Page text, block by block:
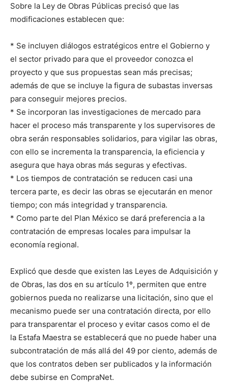
Sobre la Ley de Obras Públicas precisó que las
modificaciones establecen que:
* Se incluyen diálogos estratégicos entre el Gobierno y
el sector privado para que el proveedor conozca el
proyecto y que sus propuestas sean más precisas;
además de que se incluye la figura de subastas inversas
para conseguir mejores precios.
* Se incorporan las investigaciones de mercado para
hacer el proceso más transparente y los supervisores de
obra serán responsables solidarios, para vigilar las obras,
con ello se incrementa la transparencia, la eficiencia y
asegura que haya obras más seguras y efectivas.
* Los tiempos de contratación se reducen casi una
tercera parte, es decir las obras se ejecutarán en menor
tiempo; con más integridad y transparencia.
* Como parte del Plan México se dará preferencia a la
contratación de empresas locales para impulsar la
economía regional.
Explicó que desde que existen las Leyes de Adquisición y
de Obras, las dos en su artículo 1º, permiten que entre
gobiernos pueda no realizarse una licitación, sino que el
mecanismo puede ser una contratación directa, por ello
para transparentar el proceso y evitar casos como el de
la Estafa Maestra se establecerá que no puede haber una
subcontratación de más allá del 49 por ciento, además de
que los contratos deben ser publicados y la información
debe subirse en CompraNet.